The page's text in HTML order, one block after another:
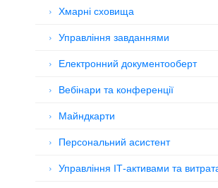
Хмарні сховища
Управління завданнями
Електронний документооберт
Вебінари та конференції
Майндкарти
Персональний асистент
Управління ІТ-активами та